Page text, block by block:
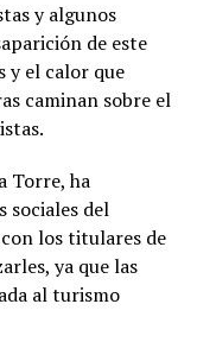
y algunos
de este
y el calor que
caminan sobre el
Torre, ha
sociales del
los titulares de
ya que las
al turismo